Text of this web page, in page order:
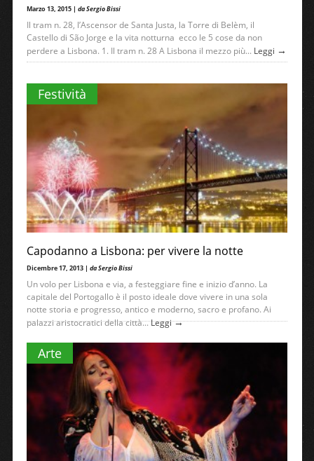
Marzo 13, 2015 | da Sergio Bissi
Il tram n. 28, l’Ascensor de Santa Justa, la Torre di Belèm, il
Castello di São Jorge e la vita notturna ecco le 5 cose da non
perdere a Lisbona. 1. Il tram n. 28 A Lisbona il mezzo più... Leggi →
Festività
Capodanno a Lisbona: per vivere la notte
Dicembre 17, 2013 | da Sergio Bissi
Un volo per Lisbona e via, a festeggiare fine e inizio d’anno. La
capitale del Portogallo è il posto ideale dove vivere in una sola
notte storia e progresso, antico e moderno, sacro e profano. Ai
palazzi aristocratici della città...Leggi→
Arte